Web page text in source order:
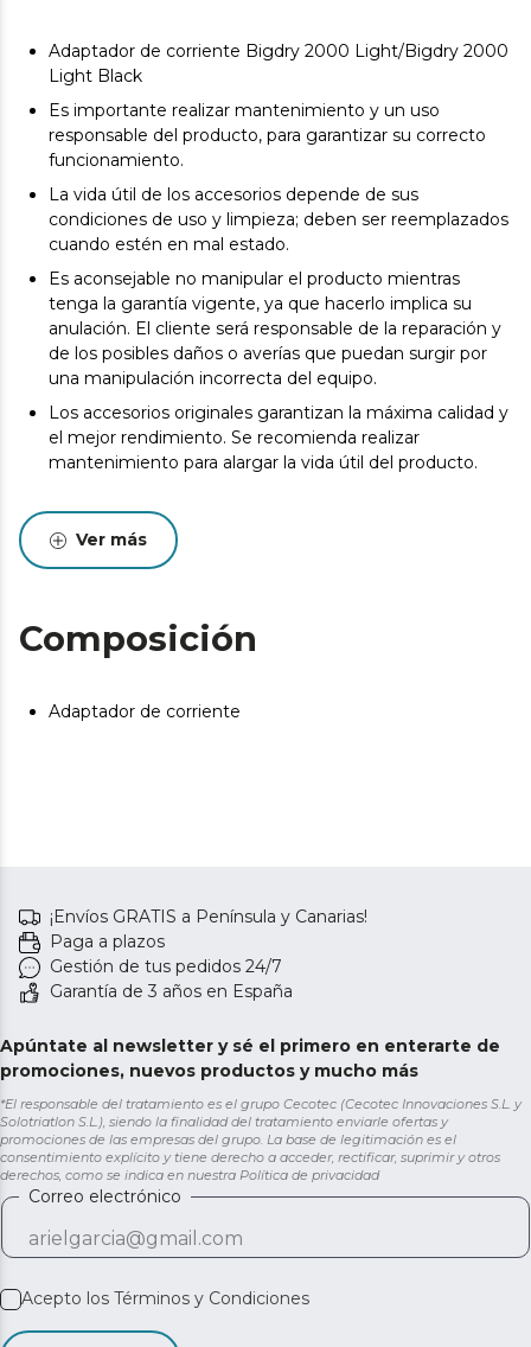
Adaptador de corriente Bigdry 2000 Light/Bigdry 2000
Light Black
Es importante realizar mantenimiento y un uso
responsable del producto, para garantizar su correcto
funcionamiento.
La vida útil de los accesorios depende de sus
condiciones de uso y limpieza; deben ser reemplazados
cuando estén en mal estado.
Es aconsejable no manipular el producto mientras
tenga la garantía vigente, ya que hacerlo implica su
anulación. El cliente será responsable de la reparación y
de los posibles daños o averías que puedan surgir por
una manipulación incorrecta del equipo.
Los accesorios originales garantizan la máxima calidad y
el mejor rendimiento. Se recomienda realizar
mantenimiento para alargar la vida útil del producto.
Ver más
Composición
Adaptador de corriente
¡Envíos GRATIS a Península y Canarias!
Paga a plazos
Gestión de tus pedidos 24/7
Garantía de 3 años en España
Apúntate al newsletter y sé el primero en enterarte de
promociones, nuevos productos y mucho más
*El responsable del tratamiento es el grupo Cecotec (Cecotec Innovaciones S.L. y
Solotriatlon S.L.), siendo la finalidad del tratamiento enviarle ofertas y
promociones de las empresas del grupo. La base de legitimación es el
consentimiento explícito y tiene derecho a acceder, rectificar, suprimir y otros
derechos, como se indica en nuestra Política de privacidad
Correo electrónico
Acepto los Términos y Condiciones